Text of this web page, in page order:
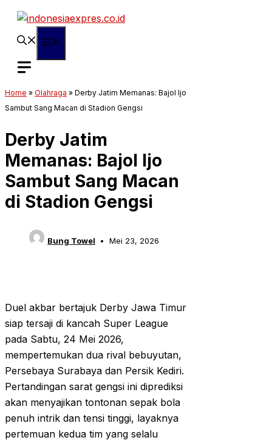
Langsung
Home » Olahraga » Derby Jatim Memanas: Bajol Ijo
Sambut Sang Macan di Stadion Gengsi
Derby Jatim
Memanas: Bajol Ijo
Sambut Sang Macan
di Stadion Gengsi
Bung Towel Mei 23, 2026
Duel akbar bertajuk Derby Jawa Timur
siap tersaji di kancah Super League
pada Sabtu, 24 Mei 2026,
mempertemukan dua rival bebuyutan,
Persebaya Surabaya dan Persik Kediri.
Pertandingan sarat gengsi ini diprediksi
akan menyajikan tontonan sepak bola
penuh intrik dan tensi tinggi, layaknya
pertemuan kedua tim yang selalu